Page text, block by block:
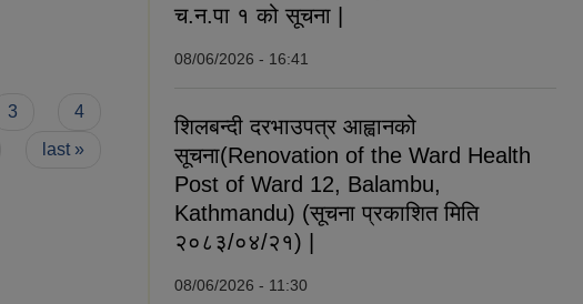
3
4
last »
च.न.पा १ को सूचना |
08/06/2026 - 16:41
शिलबन्दी दरभाउपत्र आह्वानको
सूचना(Renovation of the Ward Health
Post of Ward 12, Balambu,
Kathmandu) (सूचना प्रकाशित मिति
२०८३/०४/२१) |
08/06/2026 - 11:30